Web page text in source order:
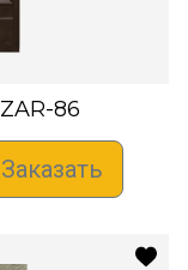
ZAR-86
Заказать